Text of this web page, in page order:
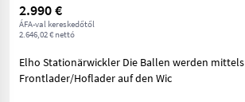
2.990 €
ÁFA-val kereskedőtől
2.646,02 € nettó
Elho Stationärwickler Die Ballen werden mittels
Frontlader/Hoflader auf den Wic